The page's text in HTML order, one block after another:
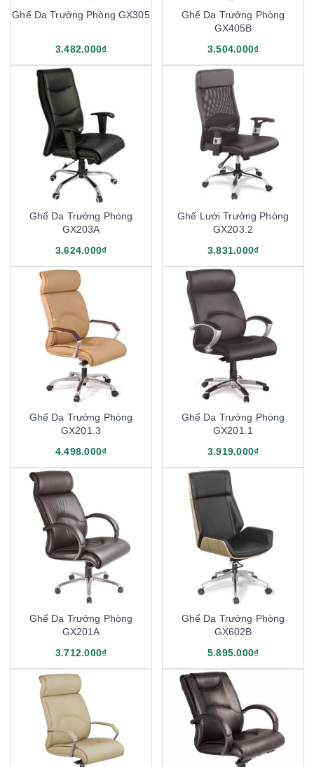
Ghế Da Trưởng Phòng GX305
3.482.000₫
Ghế Da Trưởng Phòng
GX405B
3.504.000₫
Ghế Da Trưởng Phòng
GX203A
3.624.000₫
Ghế Lưới Trưởng Phòng
GX203.2
3.831.000₫
Ghế Da Trưởng Phòng
GX201.3
4.498.000₫
Ghế Da Trưởng Phòng
GX201.1
3.919.000₫
Ghế Da Trưởng Phòng
GX201A
3.712.000₫
Ghế Da Trưởng Phòng
GX602B
5.895.000₫